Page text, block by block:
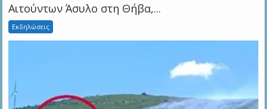
Αιτούντων Άσυλο στη Θήβα,...
Εκδηλώσεις